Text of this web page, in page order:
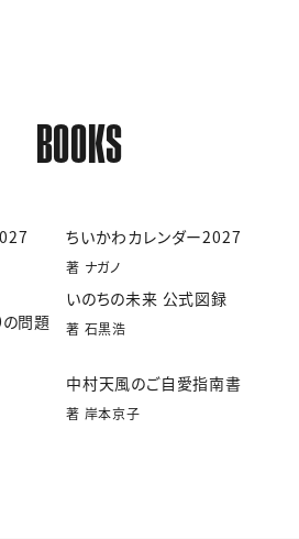
BOOKS
ちいかわカレンダー2027
著 ナガノ
問題
いのちの未来 公式図録
著 石黒浩
中村天風のご自愛指南書
著 岸本京子